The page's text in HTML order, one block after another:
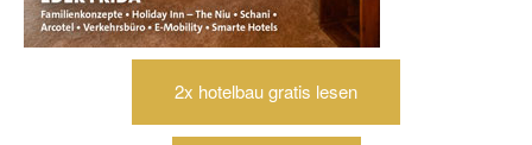
2x hotelbau gratis lesen